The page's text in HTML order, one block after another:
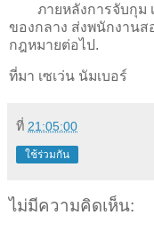
ภายหลังการจับกุม
ของกลาง ส่งพนักงานส
กฎหมายต่อไป.
ที่มา เซเว่น นัมเบอร์
ที่ 21:05:00
ใช้ร่วมกัน
ไม่มีความคิดเห็น: